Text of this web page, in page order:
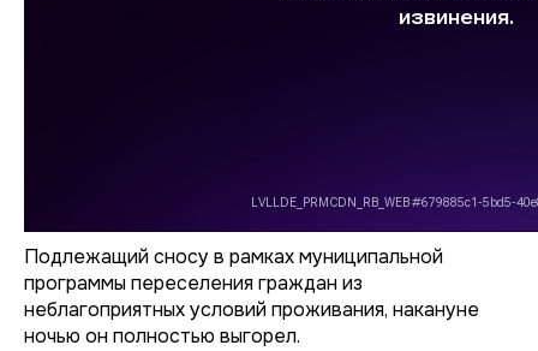
Подлежащий сносу в рамках муниципальной
программы переселения граждан из
неблагоприятных условий проживания, накануне
ночью он полностью выгорел.